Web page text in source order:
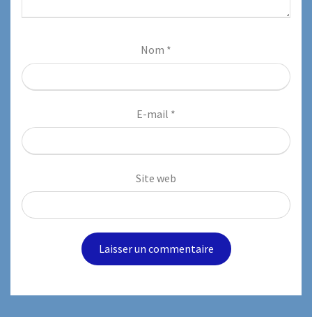
Nom *
E-mail *
Site web